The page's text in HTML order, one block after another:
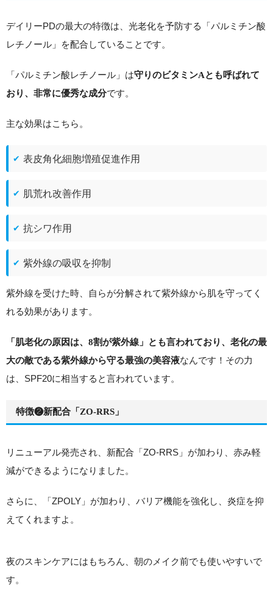
デイリーPDの最大の特徴は、光老化を予防する「パルミチン酸
レチノール」を配合していることです。
「パルミチン酸レチノール」は守りのビタミンAとも呼ばれて
おり、非常に優秀な成分です。
主な効果はこちら。
表皮角化細胞増殖促進作用
肌荒れ改善作用
抗シワ作用
紫外線の吸収を抑制
紫外線を受けた時、自らが分解されて紫外線から肌を守ってく
れる効果があります。
「肌老化の原因は、8割が紫外線」とも言われており、老化の最
大の敵である紫外線から守る最強の美容液なんです！ その力
は、SPF20に相当すると言われています。
特徴❷新配合「ZO-RRS」
リニューアル発売され、新配合「ZO-RRS」が加わり、赤み軽
減ができるようになりました。
さらに、「ZPOLY」が加わり、バリア機能を強化し、炎症を抑
えてくれますよ。
夜のスキンケアにはもちろん、朝のメイク前でも使いやすいで
す。